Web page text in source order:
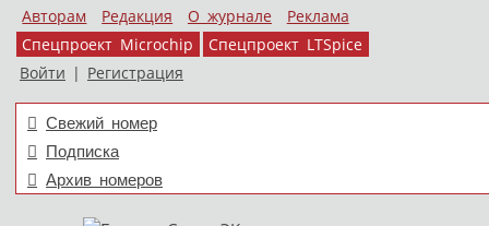
Авторам Редакция О журнале
Реклама
Спецпроект Microchip
Спецпроект LTSpice
Войти | Регистрация
Свежий номер
Подписка
Архив номеров